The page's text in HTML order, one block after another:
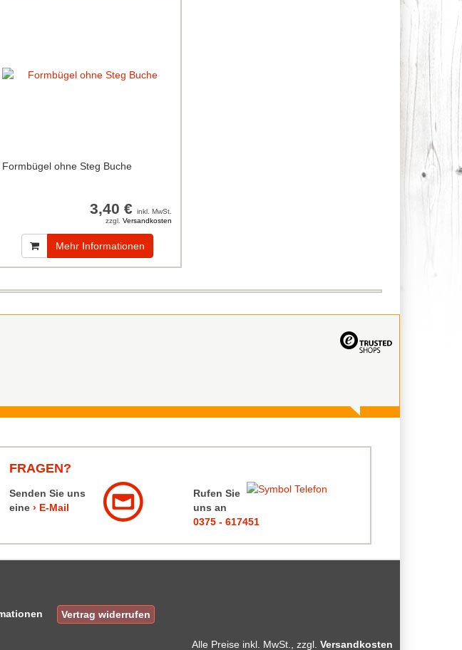
Formbügel ohne Steg Buche
3,40 €inkl. MwSt.
zzgl.Versandkosten
Mehr Informationen
FRAGEN?
Senden Sie uns
eine › E-Mail
Rufen Sie
uns an
0375 - 617451
Vertrag widerrufen
Alle Preise inkl. MwSt., zzgl. Versandkosten